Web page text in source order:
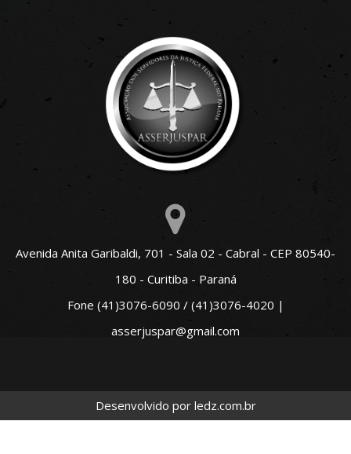
Avenida Anita Garibaldi, 701 - Sala 02 - Cabral - CEP 80540-
180 - Curitiba - Paraná
Fone (41)3076-6090 / (41)3076-4020 |
asserjuspar@gmail.com
Desenvolvido por ledz.com.br